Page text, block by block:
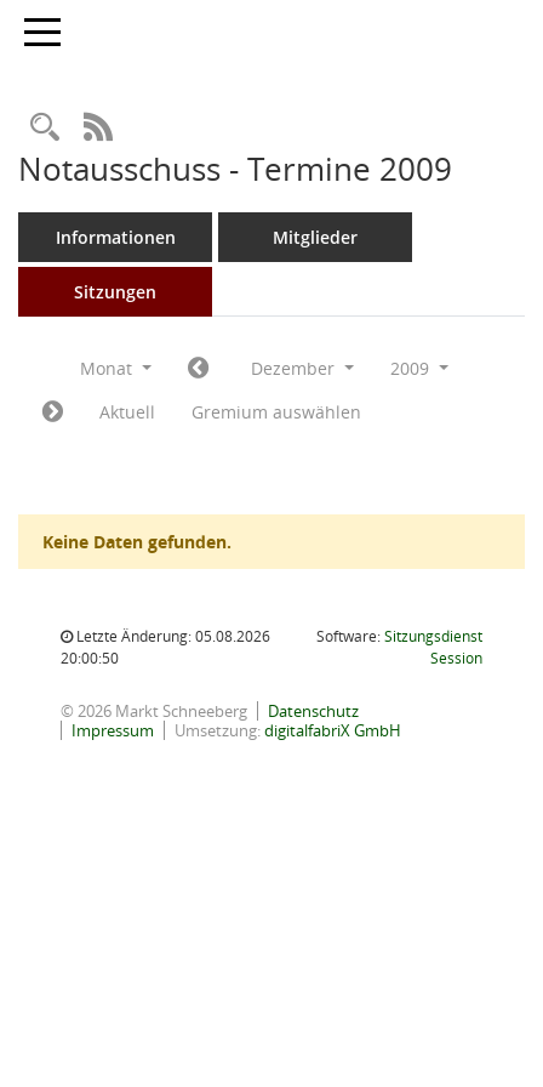
Toggle navigation
Rechercheauswahl
RSS-Feed
Notausschuss - Termine 2009
Informationen Mitglieder
Sitzungen
Monat Dezember
2009
Aktuell
Gremium auswählen
Keine Daten gefunden.
Letzte Änderung: 05.08.2026
20:00:50
Software:Sitzungsdienst
Session(Wird in
© 2026 Markt Schneeberg
Datenschutz
Impressum
Umsetzung:digitalfabriX GmbH